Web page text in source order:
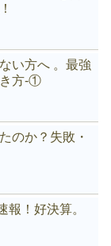
い方へ 。最強
き方-①
のか？失敗・
報！好決算。